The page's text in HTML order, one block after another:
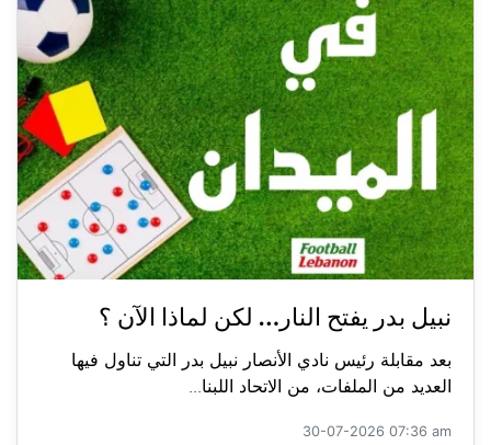
نبيل بدر يفتح النار… لكن لماذا الآن ؟
بعد مقابلة رئيس نادي الأنصار نبيل بدر التي تناول فيها
العديد من الملفات، من الاتحاد اللبنا...
30-07-2026 07:36 am